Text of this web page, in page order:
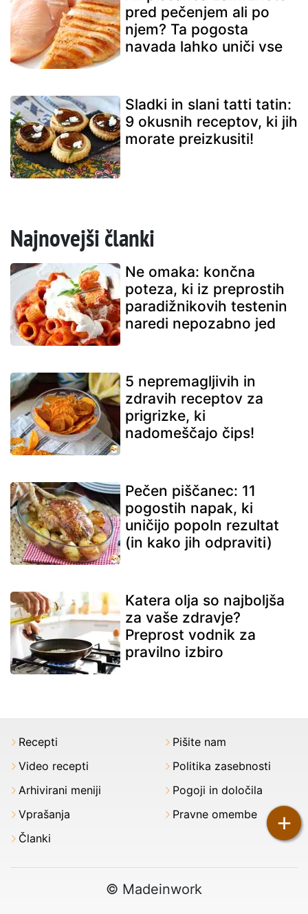
pred pečenjem ali po
njem? Ta pogosta
navada lahko uniči vse
Sladki in slani tatti tatin:
9 okusnih receptov, ki jih
morate preizkusiti!
Najnovejši članki
Ne omaka: končna
poteza, ki iz preprostih
paradižnikovih testenin
naredi nepozabno jed
5 nepremagljivih in
zdravih receptov za
prigrizke, ki
nadomeščajo čips!
Pečen piščanec: 11
pogostih napak, ki
uničijo popoln rezultat
(in kako jih odpraviti)
Katera olja so najboljša
za vaše zdravje?
Preprost vodnik za
pravilno izbiro
+
Recepti
Video recepti
Arhivirani meniji
Vprašanja
Članki
Pišite nam
Politika zasebnosti
Pogoji in določila
Pravne omembe
© Madeinwork